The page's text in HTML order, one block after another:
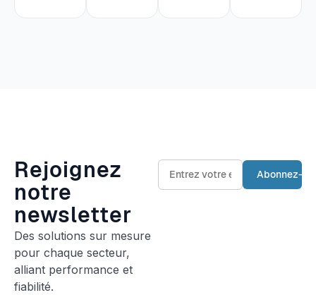
Rejoignez
notre
newsletter
Des solutions sur mesure
pour chaque secteur,
alliant performance et
fiabilité.